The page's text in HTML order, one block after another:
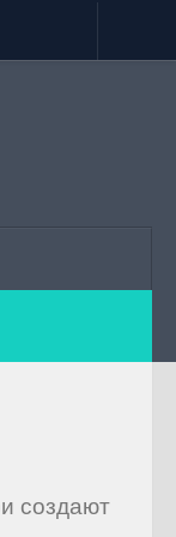
создают